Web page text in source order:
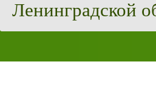
Ленинградской